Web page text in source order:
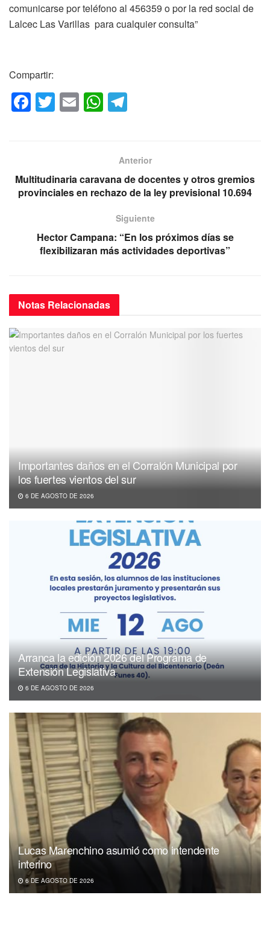
comunicarse por teléfono al 456359 o por la red social de
Lalcec Las Varillas para cualquier consulta”
Compartir:
F
b
o
k
T E W
A
p
gr
a
m
Anterior
Multitudinaria caravana de docentes y otros gremios
provinciales en rechazo de la ley previsional 10.694
Siguiente
Hector Campana: “En los próximos días se
flexibilizaran más actividades deportivas”
Notas Relacionadas
Importantes daños en el Corralón Municipal por
los fuertes vientos del sur
6 DE AGOSTO DE 2026
Arranca la edición 2026 del Programa de
Extensión Legislativa
6 DE AGOSTO DE 2026
Lucas Marenchino asumió como intendente
interino
6 DE AGOSTO DE 2026